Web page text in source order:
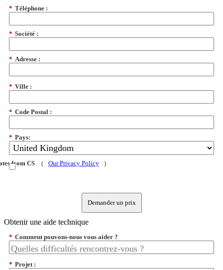
* Téléphone :
* Société :
* Adresse :
* Ville :
* Code Postal :
* Pays:
from CS ( Our Privacy Policy )
Demander un prix
Obtenir une aide technique
* Comment pouvons-nous vous aider ?
* Projet :